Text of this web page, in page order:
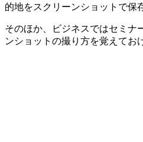
的地をスクリーンショットで保
そのほか、ビジネスではセミナ
ンショットの撮り方を覚えてお